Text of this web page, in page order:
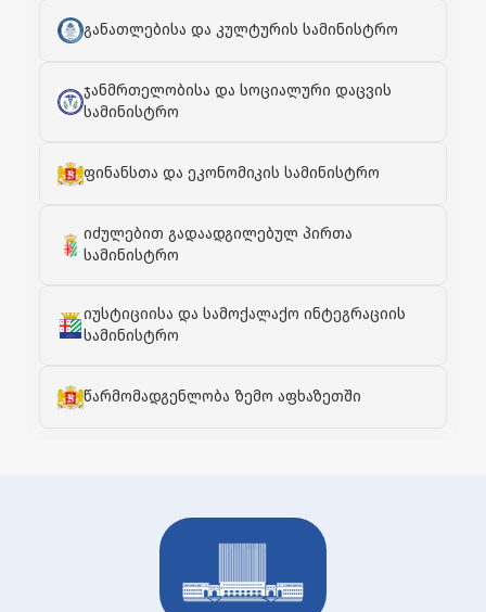
განათლებისა და კულტურის სამინისტრო
ჯანმრთელობისა და სოციალური დაცვის
სამინისტრო
ფინანსთა და ეკონომიკის სამინისტრო
იძულებით გადაადგილებულ პირთა
სამინისტრო
იუსტიციისა და სამოქალაქო ინტეგრაციის
სამინისტრო
წარმომადგენლობა ზემო აფხაზეთში